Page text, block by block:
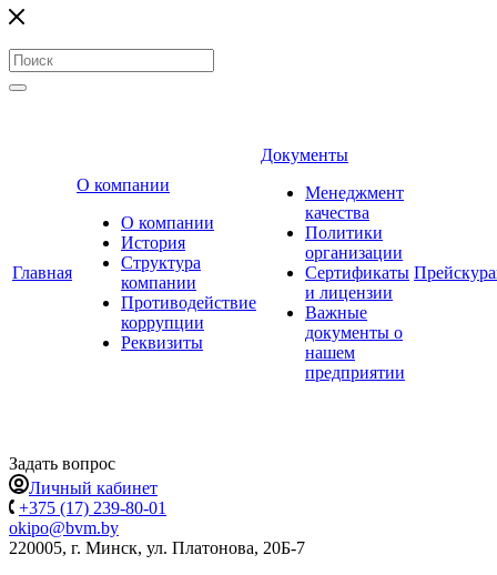
Главная
О компании
О компании
История
Структура
компании
Противодействие
коррупции
Реквизиты
Документы
Менеджмент
качества
Политики
организации
Сертификаты
и лицензии
Важные
документы о
нашем
предприятии
Задать вопрос
Личный кабинет
+375 (17) 239-80-01
okipo@bvm.by
220005, г. Минск, ул. Платонова, 20Б-7